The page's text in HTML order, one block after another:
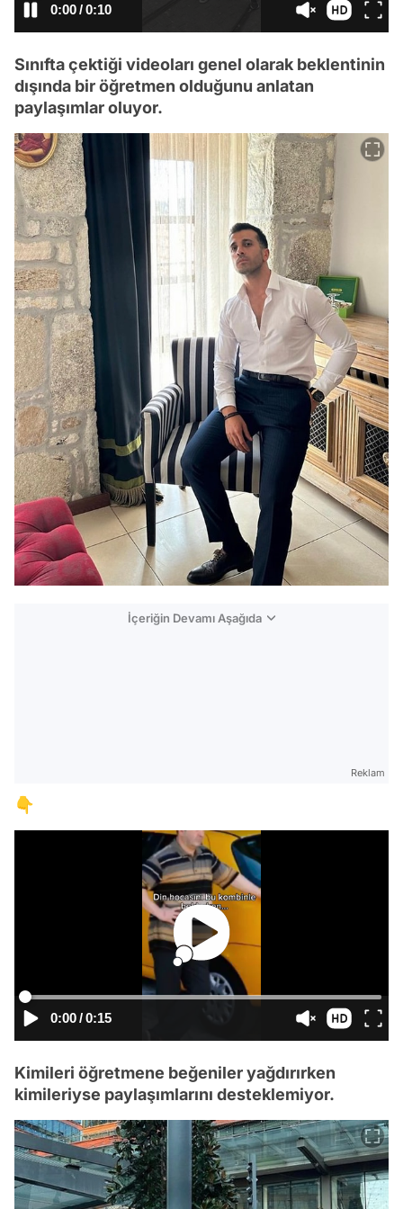
/
Sınıfta çektiği videoları genel olarak beklentinin
dışında bir öğretmen olduğunu anlatan
paylaşımlar oluyor.
İçeriğin Devamı Aşağıda
Reklam
👇
0:00/0:15
Kimileri öğretmene beğeniler yağdırırken
kimileriyse paylaşımlarını desteklemiyor.